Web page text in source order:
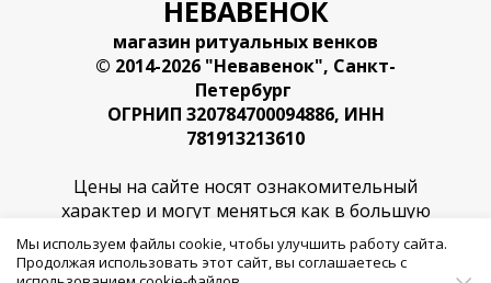
НЕВАВЕНОК
магазин ритуальных венков
© 2014-2026 "Невавенок", Санкт-
Петербург
ОГРНИП 320784700094886, ИНН
781913213610
Цены на сайте носят ознакомительный
характер и могут меняться как в большую
так и в меньшую сторону в любой момент
времени.
Мы используем файлы cookie, чтобы улучшить работу сайта.
Продолжая использовать этот сайт, вы соглашаетесь с